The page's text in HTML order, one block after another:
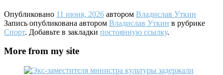
Опубликовано 11 июня, 2026 автором Владислав Уткин
Запись опубликована автором Владислав Уткин в рубрике
Спорт. Добавьте в закладки постоянную ссылку.
More from my site